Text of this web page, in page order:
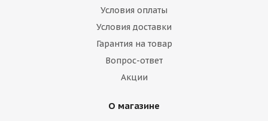
Условия оплаты
Условия доставки
Гарантия на товар
Вопрос-ответ
Акции
О магазине